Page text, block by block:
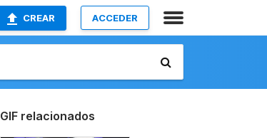
CREAR ACCEDER
GIF relacionados